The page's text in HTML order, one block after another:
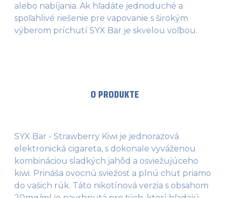
alebo nabíjania. Ak hľadáte jednoduché a
spoľahlivé riešenie pre vapovanie s širokým
výberom príchutí SYX Bar je skvelou voľbou.
O PRODUKTE
SYX Bar - Strawberry Kiwi je jednorazová
elektronická cigareta, s dokonale vyváženou
kombináciou sladkých jahôd a osviežujúceho
kiwi. Prináša ovocnú sviežosť a plnú chuť priamo
do vašich rúk. Táto nikotínová verzia s obsahom